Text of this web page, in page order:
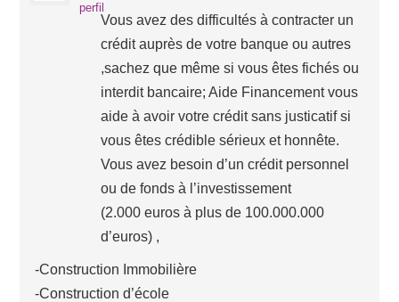
perfil
Vous avez des difficultés à contracter un
crédit auprès de votre banque ou autres
,sachez que même si vous êtes fichés ou
interdit bancaire; Aide Financement vous
aide à avoir votre crédit sans justicatif si
vous êtes crédible sérieux et honnête.
Vous avez besoin d’un crédit personnel
ou de fonds à l’investissement
(2.000 euros à plus de 100.000.000
d’euros) ,
-Construction Immobilière
-Construction d’école